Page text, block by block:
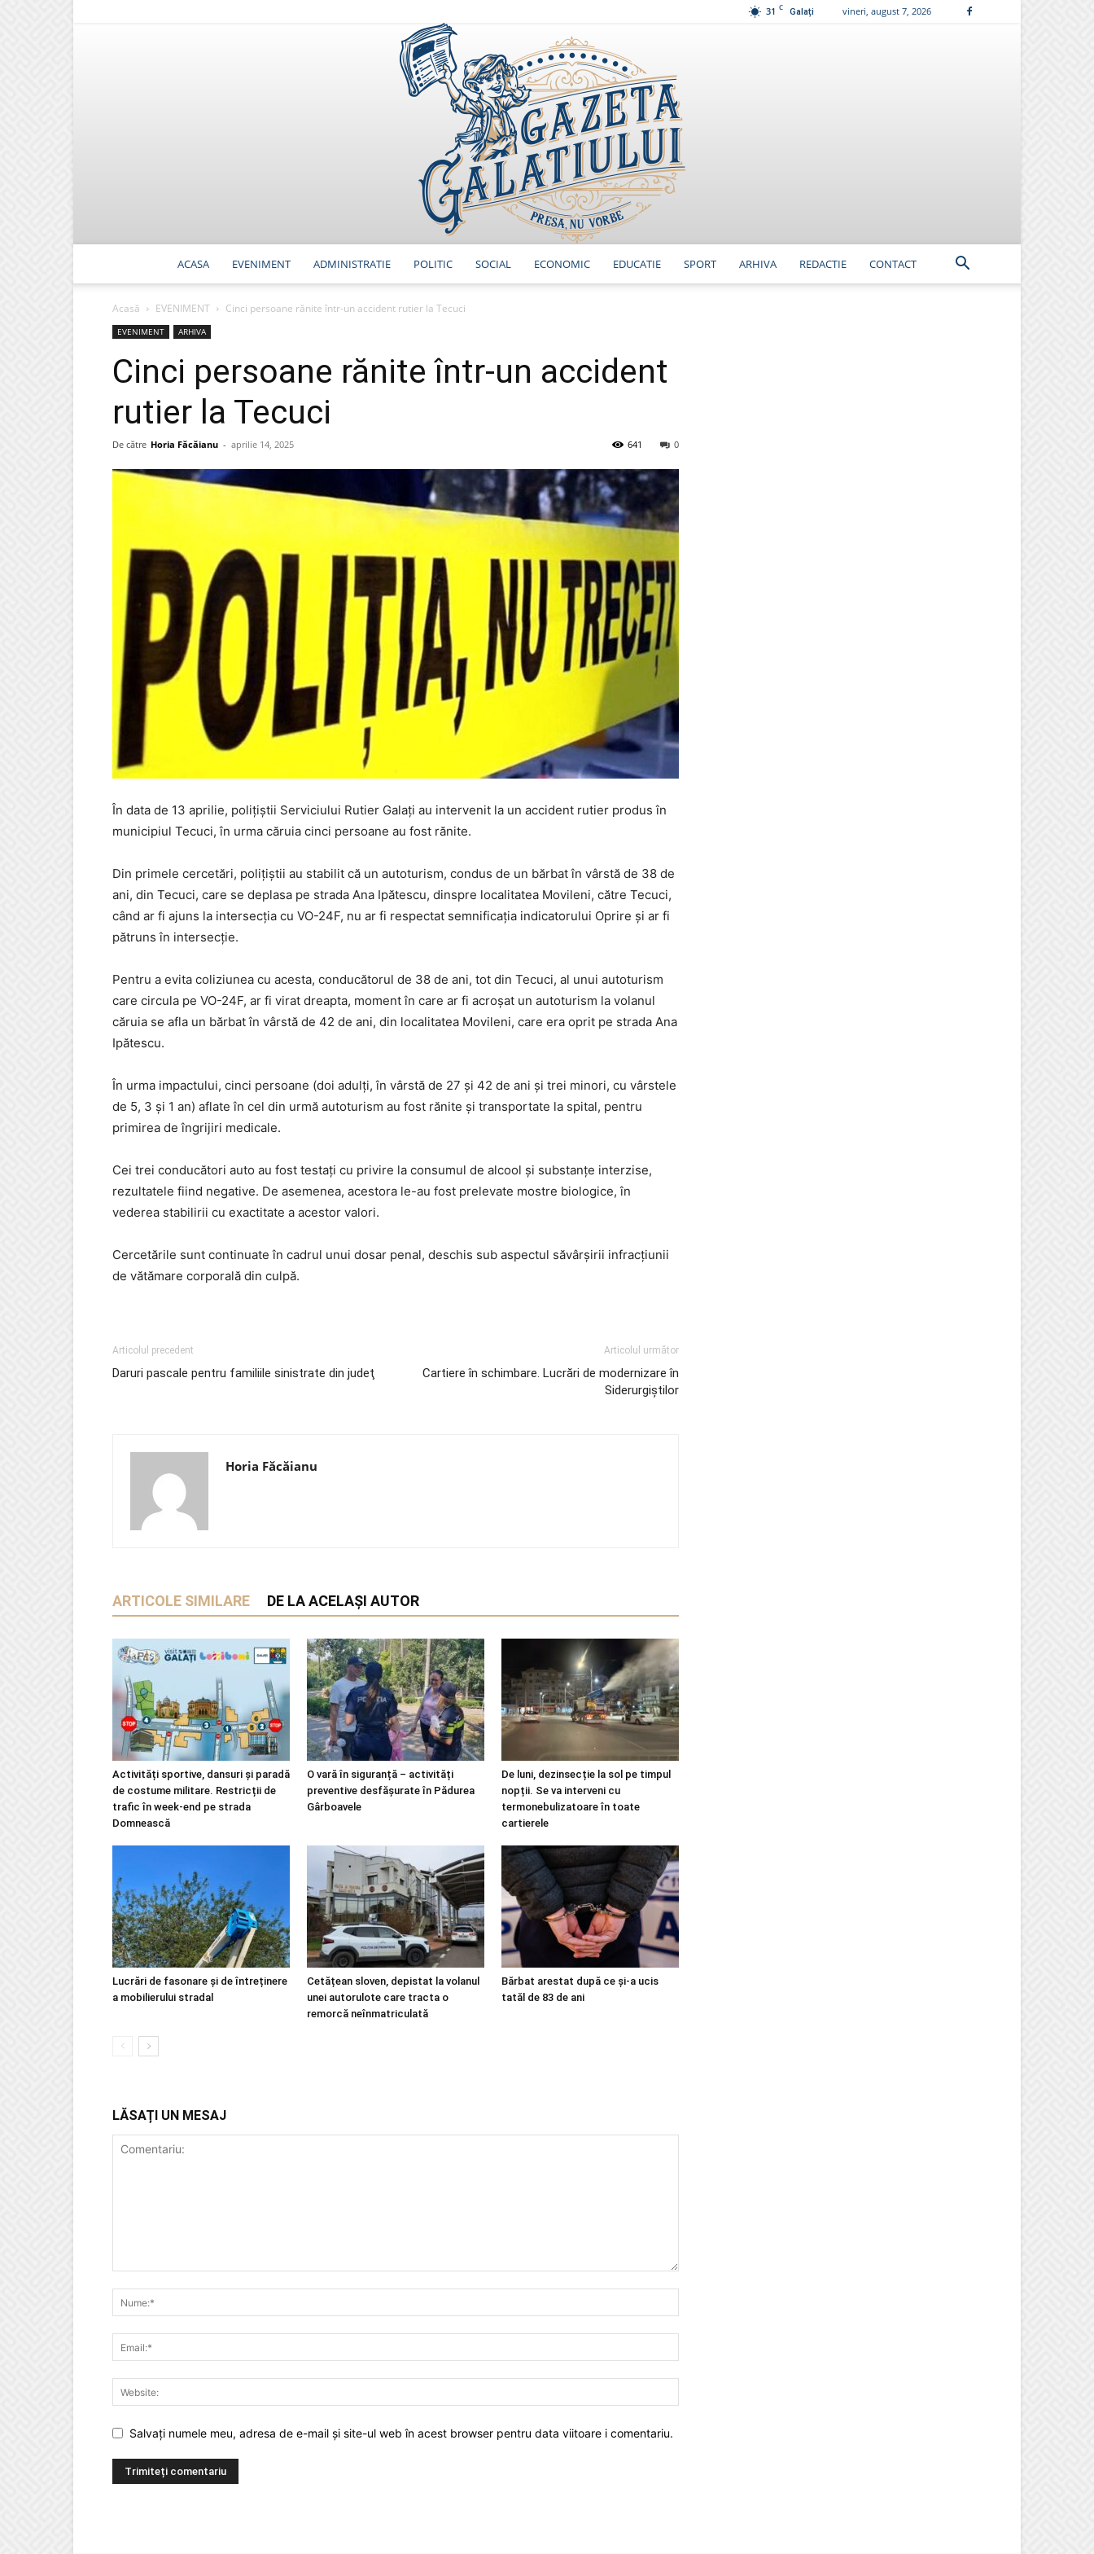
31 C Galați vineri, august 7, 2026
ACASA EVENIMENT ADMINISTRATIE POLITIC SOCIAL ECONOMIC EDUCATIE SPORT ARHIVA REDACTIE CONTACT
Acasă EVENIMENT Cinci persoane rănite într-un accident rutier la Tecuci
EVENIMENT ARHIVA
Cinci persoane rănite într-un accident
rutier la Tecuci
De către Horia Făcăianu - aprilie 14, 2025 0
641
În data de 13 aprilie, polițiștii Serviciului Rutier Galați au intervenit la un accident rutier produs în
municipiul Tecuci, în urma căruia cinci persoane au fost rănite.
Din primele cercetări, polițiștii au stabilit că un autoturism, condus de un bărbat în vârstă de 38 de
ani, din Tecuci, care se deplasa pe strada Ana Ipătescu, dinspre localitatea Movileni, către Tecuci,
când ar fi ajuns la intersecția cu VO-24F, nu ar fi respectat semnificația indicatorului Oprire și ar fi
pătruns în intersecție.
Pentru a evita coliziunea cu acesta, conducătorul de 38 de ani, tot din Tecuci, al unui autoturism
care circula pe VO-24F, ar fi virat dreapta, moment în care ar fi acroșat un autoturism la volanul
căruia se afla un bărbat în vârstă de 42 de ani, din localitatea Movileni, care era oprit pe strada Ana
Ipătescu.
În urma impactului, cinci persoane (doi adulți, în vârstă de 27 și 42 de ani și trei minori, cu vârstele
de 5, 3 și 1 an) aflate în cel din urmă autoturism au fost rănite și transportate la spital, pentru
primirea de îngrijiri medicale.
Cei trei conducători auto au fost testați cu privire la consumul de alcool și substanțe interzise,
rezultatele fiind negative. De asemenea, acestora le-au fost prelevate mostre biologice, în
vederea stabilirii cu exactitate a acestor valori.
Cercetările sunt continuate în cadrul unui dosar penal, deschis sub aspectul săvârșirii infracțiunii
de vătămare corporală din culpă.
Articolul precedent
Daruri pascale pentru familiile sinistrate din judeţ
Articolul următor
Cartiere în schimbare. Lucrări de modernizare în
Siderurgiștilor
Horia Făcăianu
ARTICOLE SIMILARE DE LA ACELAȘI AUTOR
Activități sportive, dansuri și paradă
de costume militare. Restricții de
trafic în week-end pe strada
Domnească
O vară în siguranță – activități
preventive desfășurate în Pădurea
Gârboavele
De luni, dezinsecție la sol pe timpul
nopții. Se va interveni cu
termonebulizatoare în toate
cartierele
Lucrări de fasonare și de întreținere
a mobilierului stradal
Cetățean sloven, depistat la volanul
unei autorulote care tracta o
remorcă neînmatriculată
Bărbat arestat după ce și-a ucis
tatăl de 83 de ani
LĂSAȚI UN MESAJ
Salvați numele meu, adresa de e-mail și site-ul web în acest browser pentru data viitoare i comentariu.